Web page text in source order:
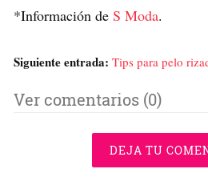
*Información de S Moda.
Siguiente entrada: Tips para pelo
Ver comentarios (0)
DEJA TU